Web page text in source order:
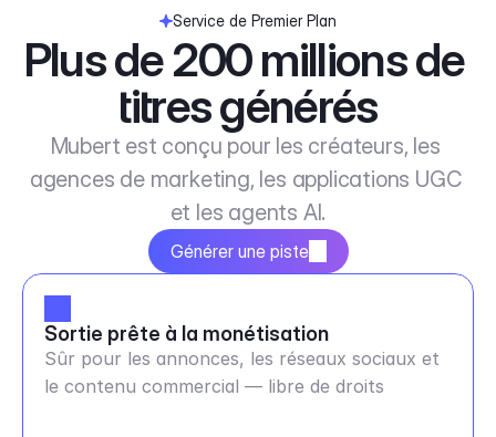
Service de Premier Plan
Plus de 200 millions de
titres générés
Mubert est conçu pour les créateurs, les
agences de marketing, les applications UGC
et les agents AI.
Générer une piste
Sortie prête à la monétisation
Sûr pour les annonces, les réseaux sociaux et
le contenu commercial — libre de droits